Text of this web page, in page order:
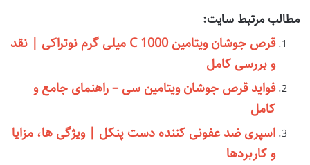
مطالب مرتبط سایت:
قرص جوشان ویتامین C 1000 میلی گرم نوتراکی | نقد
و بررسی کامل
فواید قرص جوشان ویتامین سی – راهنمای جامع و
کامل
اسپری ضد عفونی کننده دست پنکل | ویژگی ها، مزایا
و کاربردها